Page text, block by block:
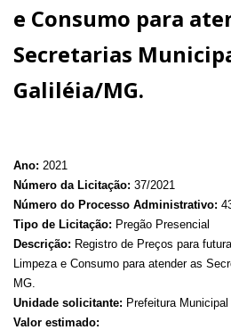
e Consumo para
Secretarias
Galiléia/MG.
Ano: 2021
Número da Licitação: 37/2021
Número do Processo Administrativo:
Tipo de Licitação: Pregão Presencial
Descrição: Registro de Preços para
Limpeza e Consumo para atender as
MG.
Unidade solicitante: Prefeitura Municipal
Valor estimado: